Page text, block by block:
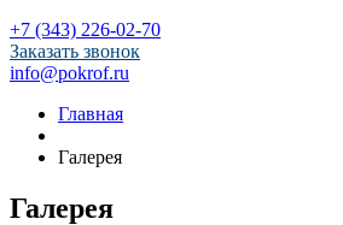
+7 (343) 226-02-70
Заказать звонок
info@pokrof.ru
Главная
Галерея
Галерея